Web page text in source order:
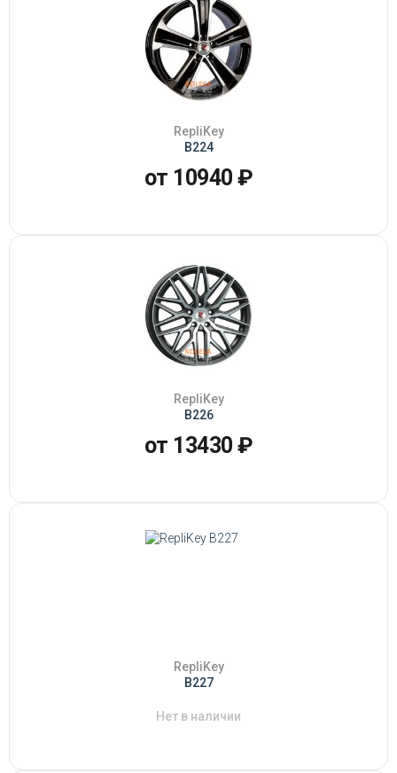
RepliKey
B224
от 10940 ₽
RepliKey
B226
от 13430 ₽
RepliKey
B227
Нет в наличии